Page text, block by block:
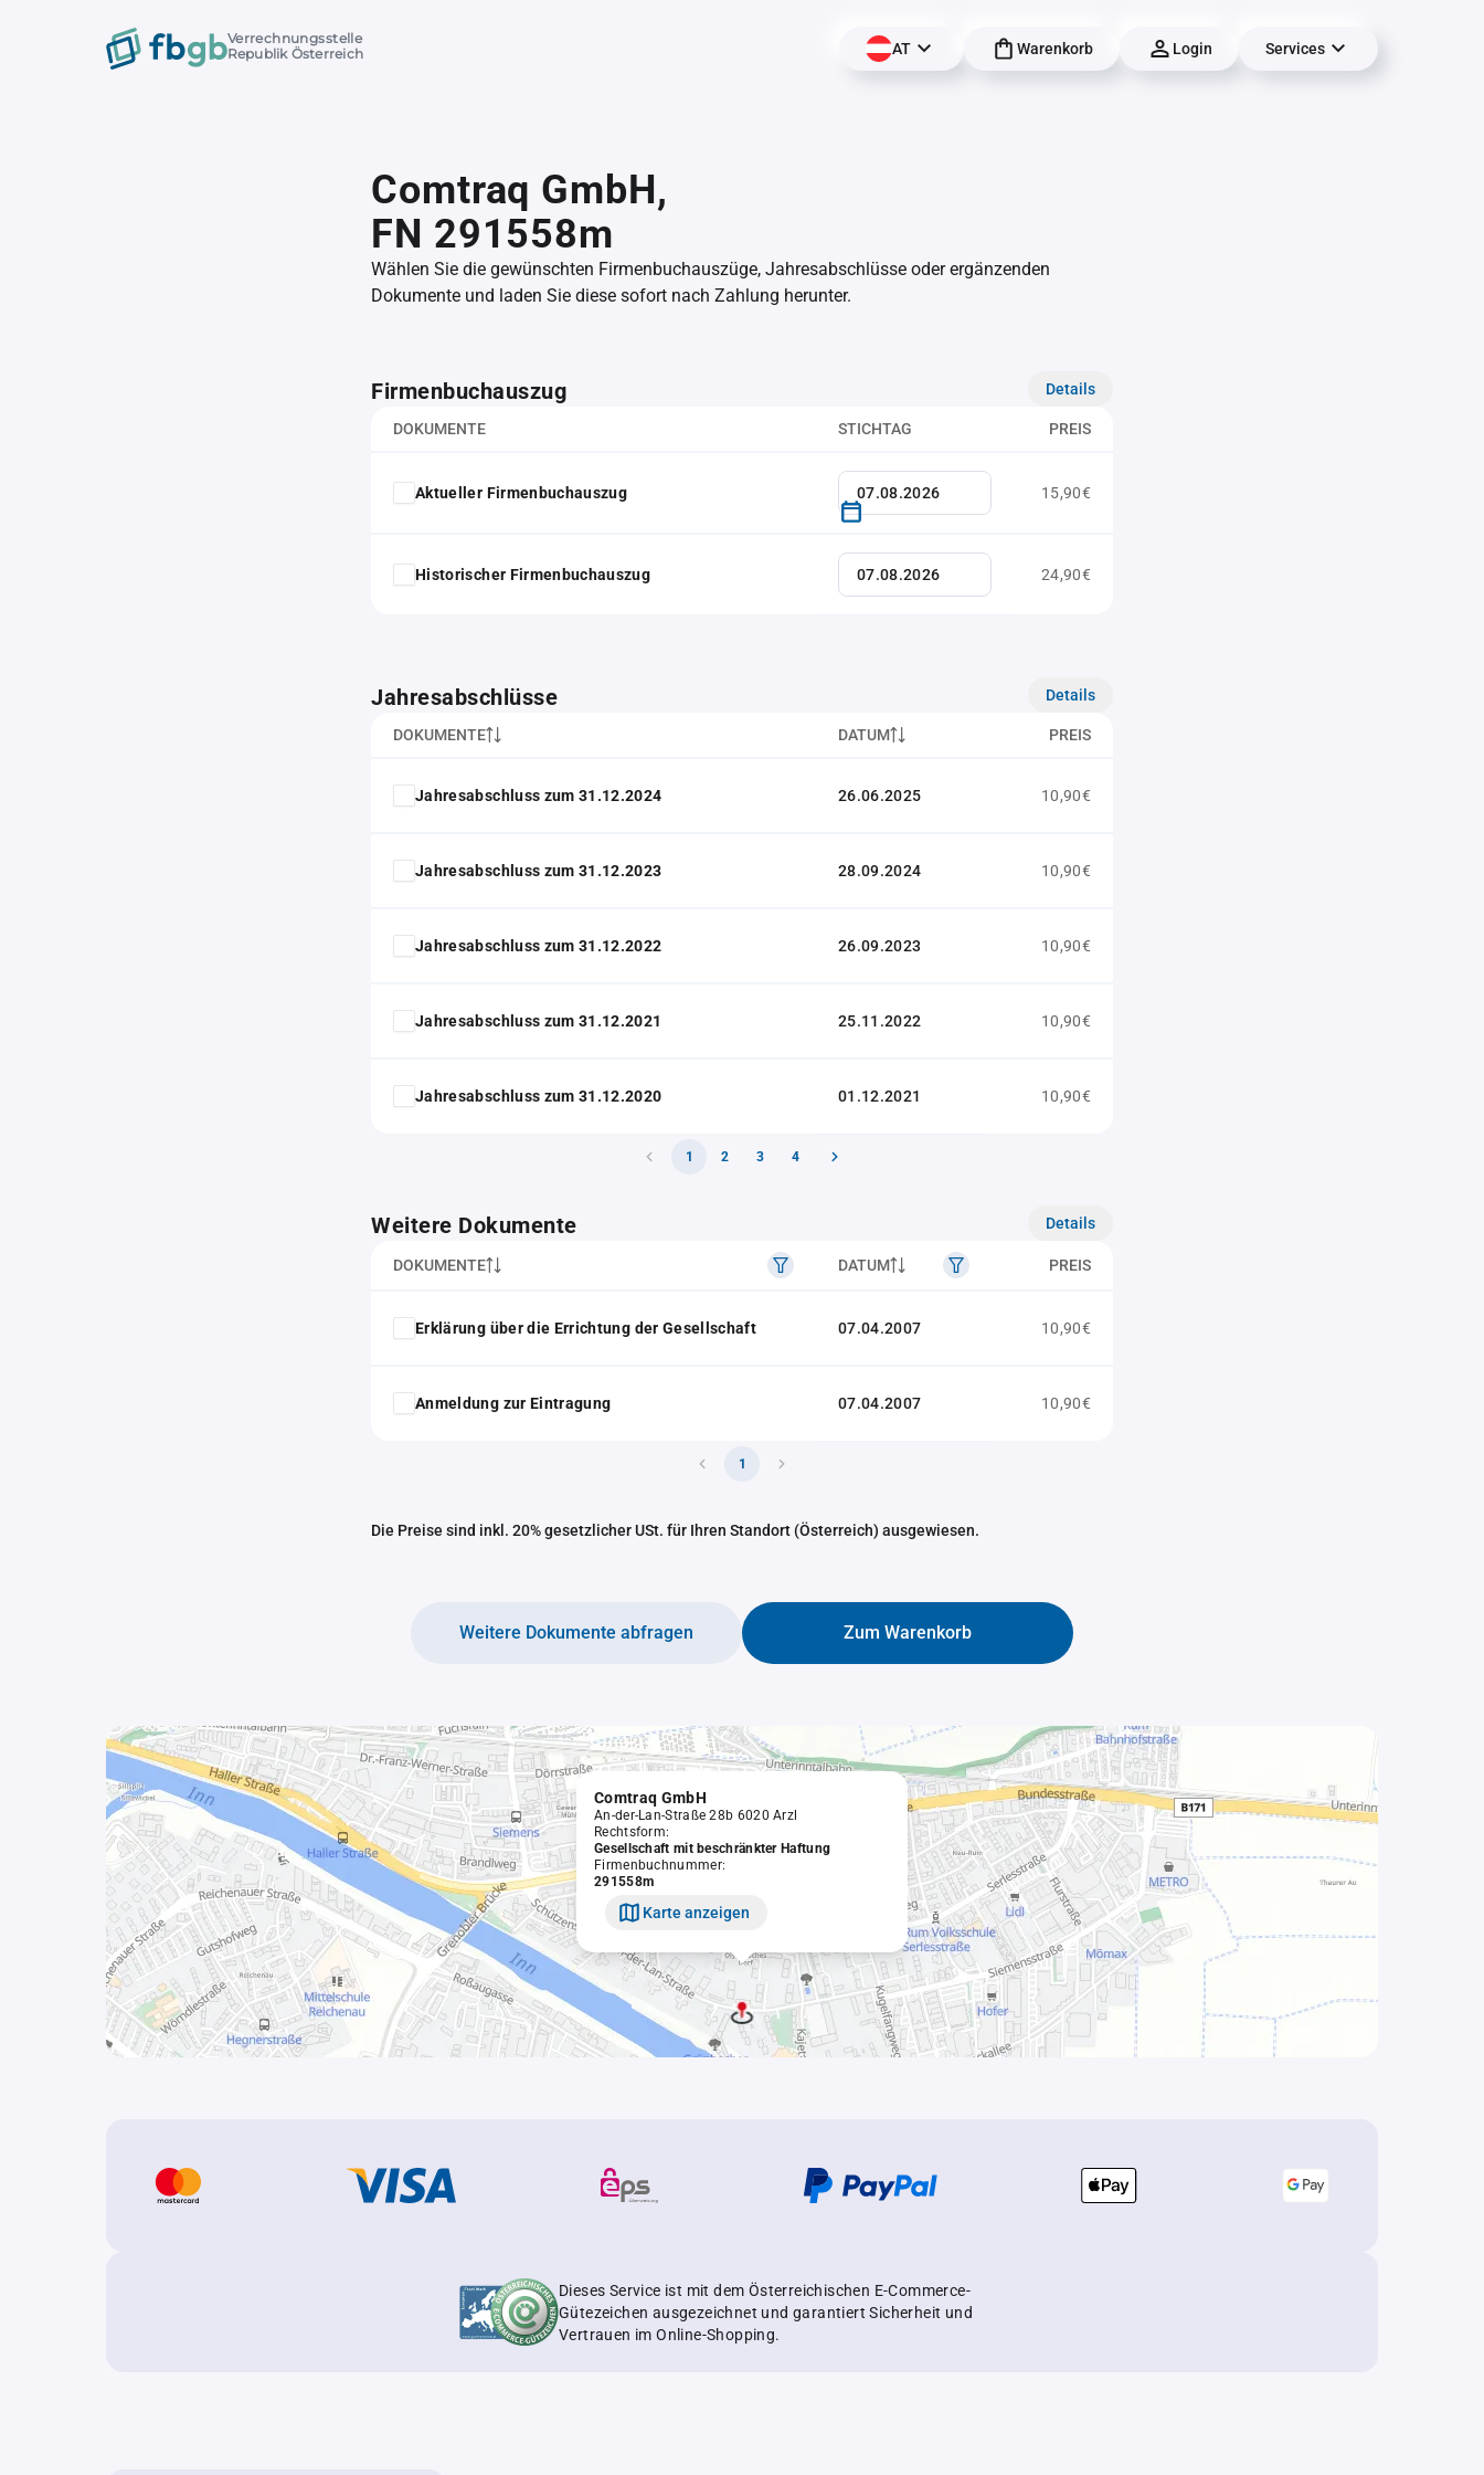
Verrechnungsstelle
Republik Österreich
AT Warenkorb Login Services
Comtraq GmbH,
FN 291558m
Wählen Sie die gewünschten Firmenbuchauszüge, Jahresabschlüsse oder ergänzenden
Dokumente und laden Sie diese sofort nach Zahlung herunter.
Firmenbuchauszug Details
DOKUMENTE STICHTAG PREIS
Aktueller Firmenbuchauszug 15,90€
Historischer Firmenbuchauszug 24,90€
Jahresabschlüsse Details
DOKUMENTE DATUM PREIS
Jahresabschluss zum 31.12.2024 26.06.2025 10,90€
Jahresabschluss zum 31.12.2023 28.09.2024 10,90€
Jahresabschluss zum 31.12.2022 26.09.2023 10,90€
Jahresabschluss zum 31.12.2021 25.11.2022 10,90€
Jahresabschluss zum 31.12.2020 01.12.2021 10,90€
1 2 3 4
Weitere Dokumente Details
DOKUMENTE DATUM PREIS
Erklärung über die Errichtung der Gesellschaft 07.04.2007 10,90€
Anmeldung zur Eintragung 07.04.2007 10,90€
1
Die Preise sind inkl. 20% gesetzlicher USt. für Ihren Standort (Österreich) ausgewiesen.
Zum Warenkorb
Weitere Dokumente abfragen
Comtraq GmbH
An-der-Lan-Straße 28b 6020 Arzl
Rechtsform:
Gesellschaft mit beschränkter Haftung
Firmenbuchnummer:
291558m
Karte anzeigen
Dieses Service ist mit dem Österreichischen E-Commerce-
Gütezeichen ausgezeichnet und garantiert Sicherheit und
Vertrauen im Online-Shopping.